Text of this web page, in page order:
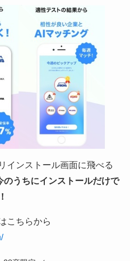
インストール画面に飛べる
のうちにインストールだけで
こちらから